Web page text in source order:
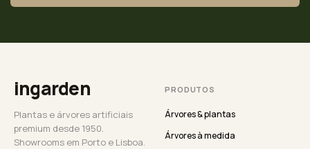
ingarden
Plantas e árvores artificiais
premium desde 1950.
Showrooms em Porto e Lisboa.
PRODUTOS
Árvores & plantas
Árvores à medida